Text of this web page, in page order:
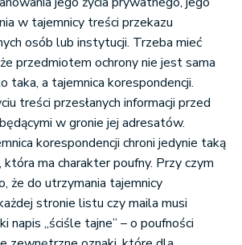
w tajemnicy treści przekazu
osób lub instytucji. Trzeba mieć
przedmiotem ochrony nie jest sama
taka, a tajemnica korespondencji.
treści przesłanych informacji przed
w gronie jej adresatów.
korespondencji chroni jedynie taką
która ma charakter poufny. Przy czym
że do utrzymania tajemnicy
stronie listu czy maila musi
napis „ściśle tajne” – o poufności